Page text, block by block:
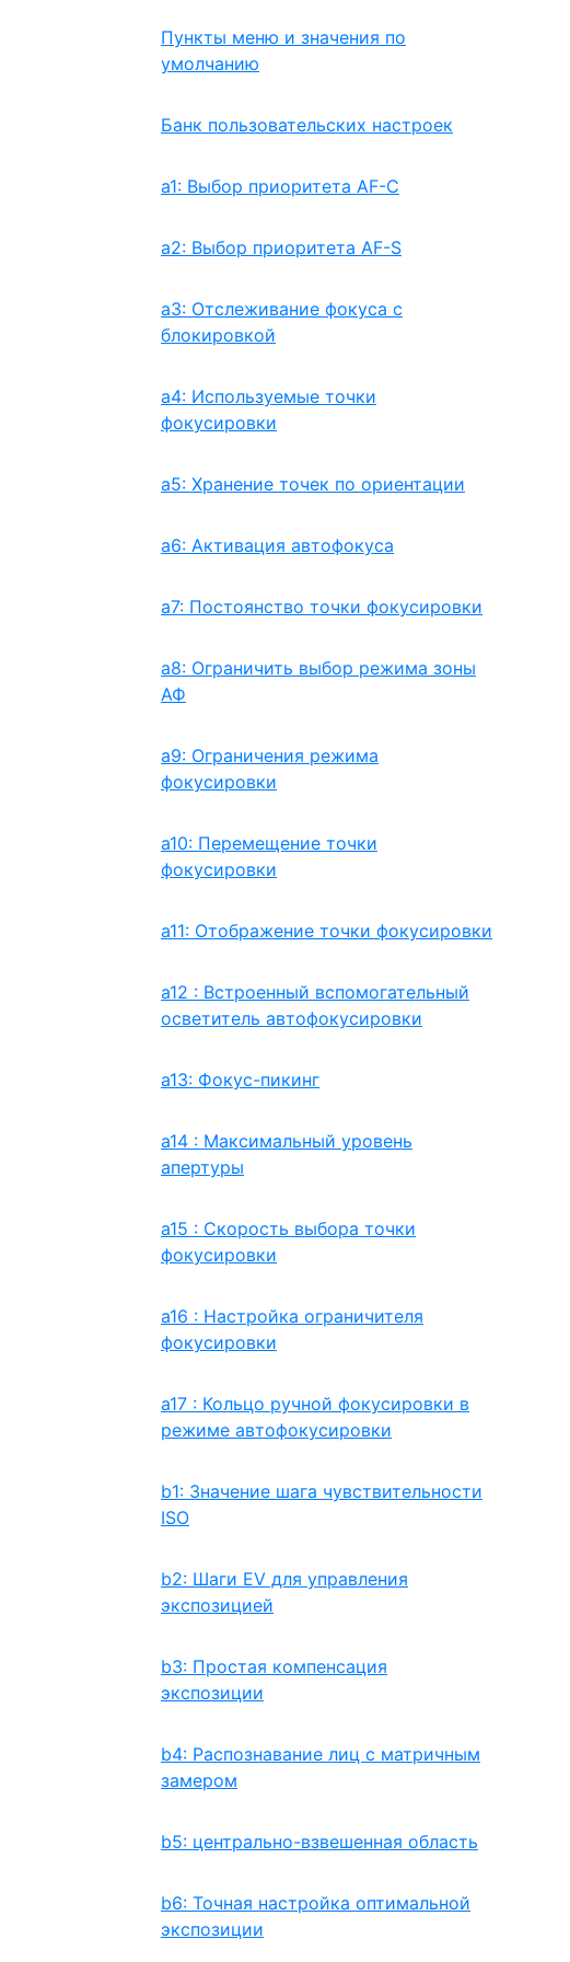
Пункты меню и значения по
умолчанию
Банк пользовательских настроек
a1: Выбор приоритета AF-C
a2: Выбор приоритета AF-S
a3: Отслеживание фокуса с
блокировкой
a4: Используемые точки
фокусировки
a5: Хранение точек по ориентации
a6: Активация автофокуса
a7: Постоянство точки фокусировки
a8: Ограничить выбор режима зоны
АФ
a9: Ограничения режима
фокусировки
a10: Перемещение точки
фокусировки
a11: Отображение точки фокусировки
a12 : Встроенный вспомогательный
осветитель автофокусировки
a13: Фокус-пикинг
a14 : Максимальный уровень
апертуры
a15 : Скорость выбора точки
фокусировки
a16 : Настройка ограничителя
фокусировки
a17 : Кольцо ручной фокусировки в
режиме автофокусировки
b1: Значение шага чувствительности
ISO
b2: Шаги EV для управления
экспозицией
b3: Простая компенсация
экспозиции
b4: Распознавание лиц с матричным
замером
b5: центрально-взвешенная область
b6: Точная настройка оптимальной
экспозиции